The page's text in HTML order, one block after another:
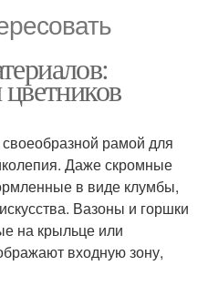
рамой для
Даже скромные
в виде клумбы,
Вазоны и горшки
на крыльце или
входную зону,